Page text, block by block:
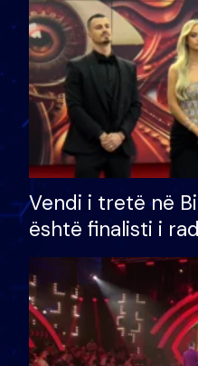
Vendi i tretë në
është finalisti i